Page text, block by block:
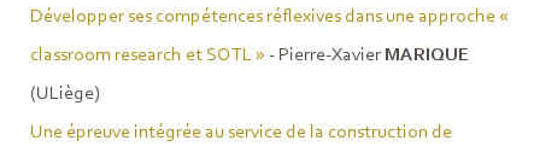
Développer ses compétences réflexives dans une approche «
classroom research et SOTL » - Pierre-Xavier MARIQUE
(ULiège)
Une épreuve intégrée au service de la construction de